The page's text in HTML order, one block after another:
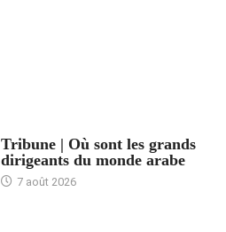
Tribune | Où sont les grands
dirigeants du monde arabe
7 août 2026